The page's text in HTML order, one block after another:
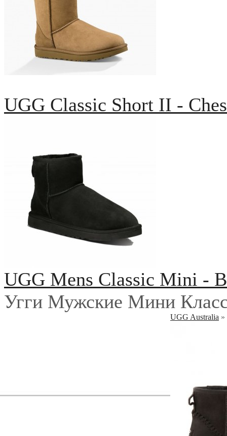
UGG Classic Short II -
UGG Mens Classic Mini -
Угги Мужские Мини
UGG Australia »